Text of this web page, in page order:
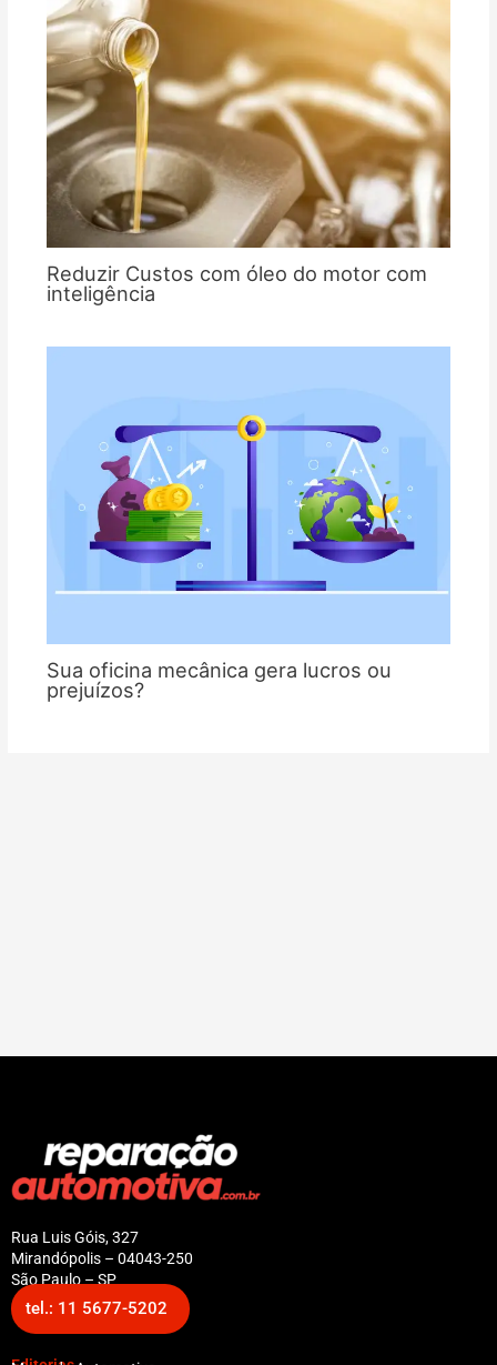
Reduzir Custos com óleo do motor com
inteligência
Sua oficina mecânica gera lucros ou
prejuízos?
Rua Luis Góis, 327
Mirandópolis – 04043-250
São Paulo – SP
tel.: 11 5677-5202